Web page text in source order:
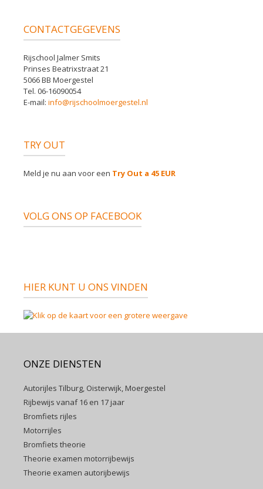
CONTACTGEGEVENS
Rijschool Jalmer Smits
Prinses Beatrixstraat 21
5066 BB Moergestel
Tel. 06-16090054
E-mail: info@rijschoolmoergestel.nl
TRY OUT
Meld je nu aan voor een Try Out a 45 EUR
VOLG ONS OP FACEBOOK
HIER KUNT U ONS VINDEN
ONZE DIENSTEN
Autorijles Tilburg, Oisterwijk, Moergestel
Rijbewijs vanaf 16 en 17 jaar
Bromfiets rijles
Motorrijles
Bromfiets theorie
Theorie examen motorrijbewijs
Theorie examen autorijbewijs